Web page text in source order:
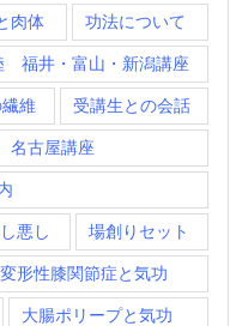
肉体 功法について
福井・富山・新潟講座
維 受講生との会話
名古屋講座
悪し 場創りセット
変形性膝関節症と気功
大腸ポリープと気功